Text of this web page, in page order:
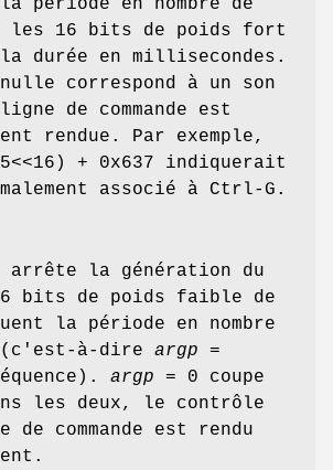
période en nombre de
les 16 bits de poids fort
durée en millisecondes.
nulle correspond à un son
de commande est
rendue. Par exemple,
+ 0x637 indiquerait
associé à Ctrl-G.
arrête la génération du
bits de poids faible de
la période en nombre
(c'est-à-dire argp =
argp = 0 coupe
les deux, le contrôle
commande est rendu